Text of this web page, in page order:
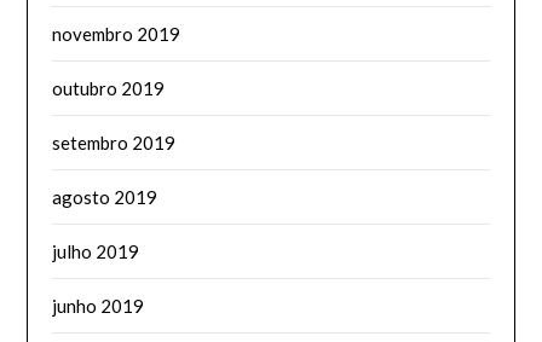
novembro 2019
outubro 2019
setembro 2019
agosto 2019
julho 2019
junho 2019